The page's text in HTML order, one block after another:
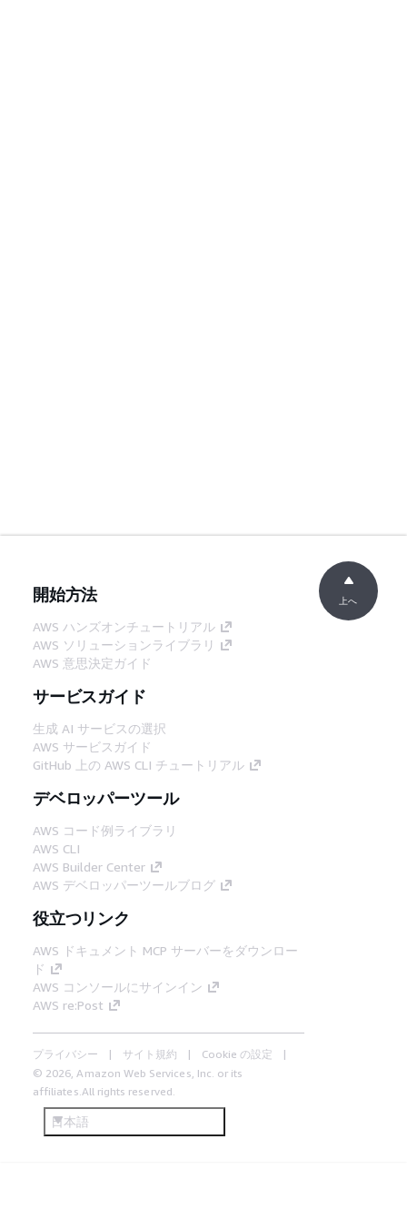
開始方法
AWS ハンズオンチュートリアル
AWS ソリューションライブラリ
AWS 意思決定ガイド
サービスガイド
生成 AI サービスの選択
AWS サービスガイド
GitHub 上の AWS CLI チュートリアル
デベロッパーツール
AWS コード例ライブラリ
AWS CLI
AWS Builder Center
AWS デベロッパーツールブログ
役立つリンク
AWS ドキュメント MCP サーバーをダウンロー
ド
AWS コンソールにサインイン
AWS re:Post
プライバシー サイト規約
Cookie の設定
© 2026, Amazon Web Services, Inc. or its
affiliates.All rights reserved.
日本語
上へ